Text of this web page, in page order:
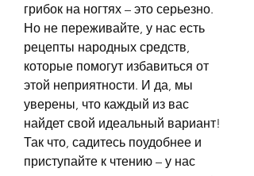
грибок на ногтях – это серьезно.
Но не переживайте, у нас есть
рецепты народных средств,
которые помогут избавиться от
этой неприятности. И да, мы
уверены, что каждый из вас
найдет свой идеальный вариант!
Так что, садитесь поудобнее и
приступайте к чтению – у нас